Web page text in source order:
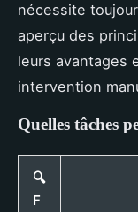
nécessite
aperçu des
leurs avantages
intervention
Quelles tâches
🔍
F